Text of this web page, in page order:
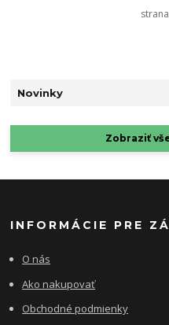
Novinky
Zobraziť
strana
INFORMÁCIE PRE
O nás
Ako nakupovať
Obchodné podmienky